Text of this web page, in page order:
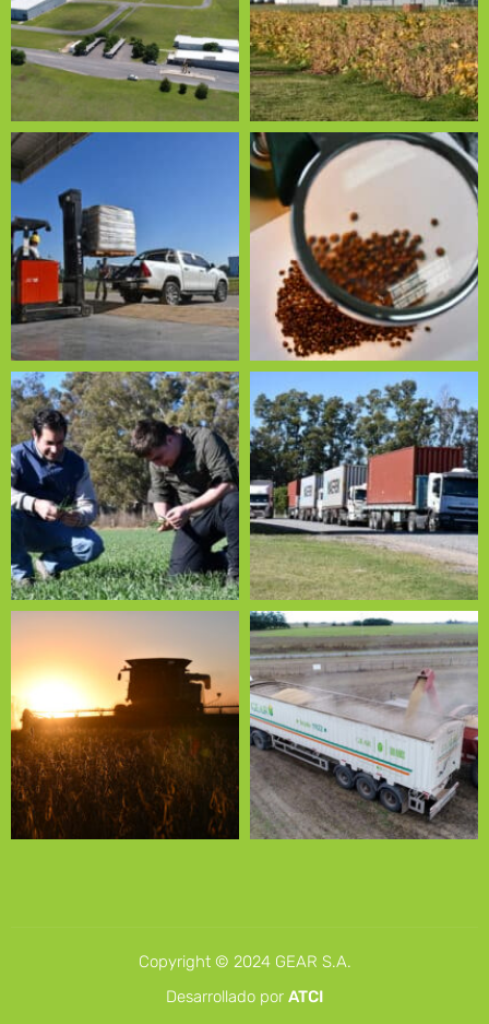
Copyright © 2024 GEAR S.A.
Desarrollado por ATCI